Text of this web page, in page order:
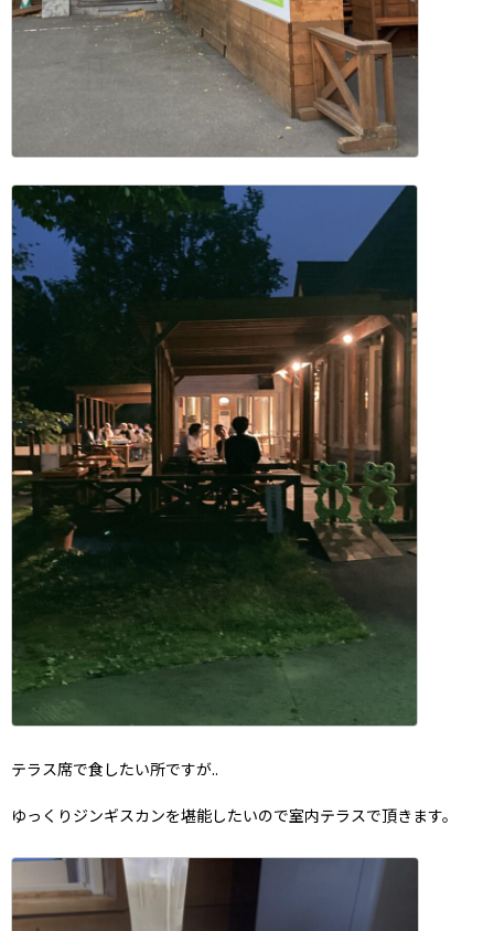
テラス席で食したい所ですが..
ゆっくりジンギスカンを堪能したいので室内テラスで頂きます。